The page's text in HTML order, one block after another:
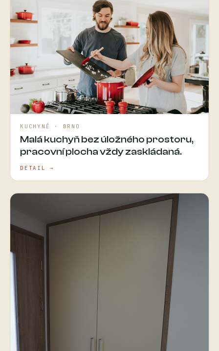
KUCHYNĚ · BRNO
Malá kuchyň bez úložného prostoru,
pracovní plocha vždy zaskládaná.
DETAIL →